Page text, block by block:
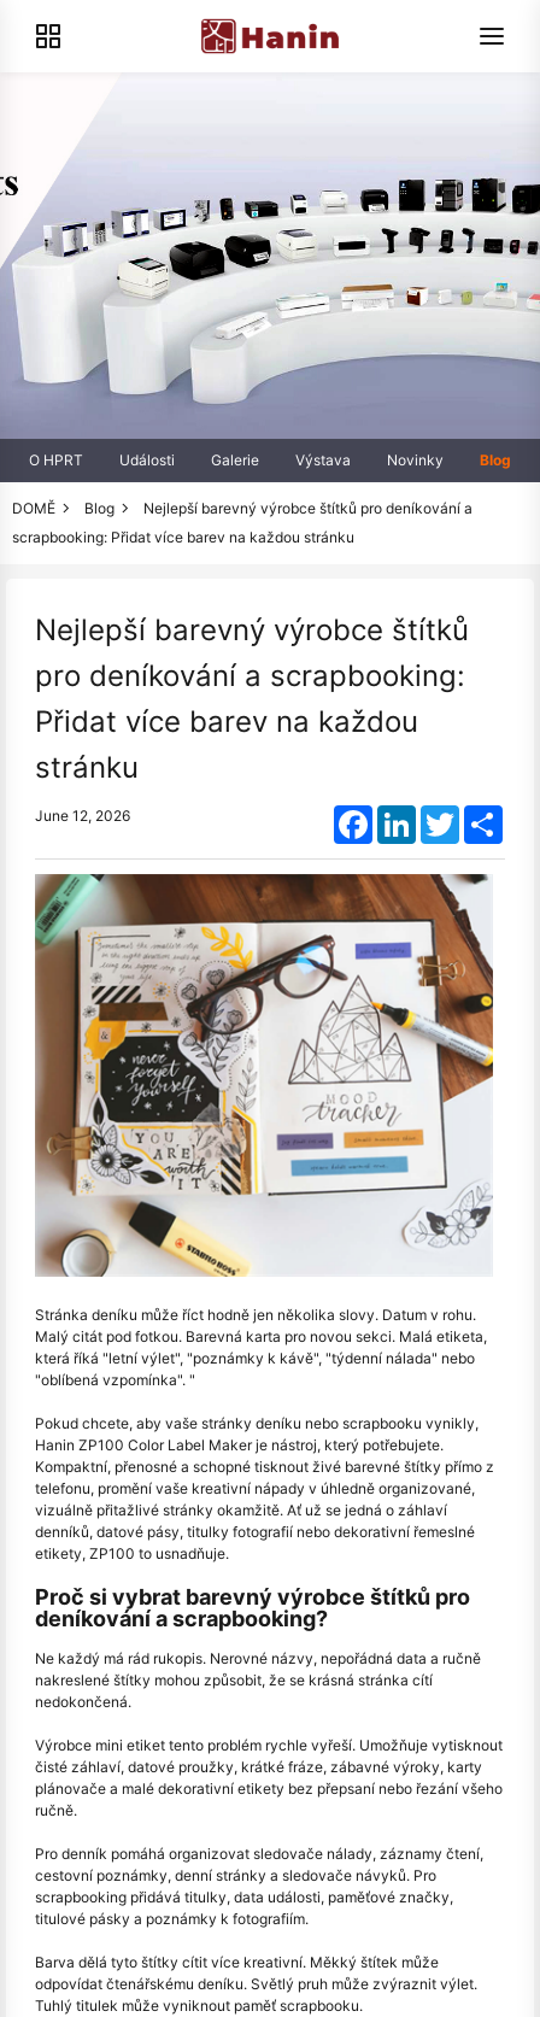
O HPRT Události Galerie Výstava Novinky Blog
DOMĚ Blog
Nejlepší barevný výrobce štítků pro deníkování a
scrapbooking: Přidat více barev na každou stránku
Nejlepší barevný výrobce štítků
pro deníkování a scrapbooking:
Přidat více barev na každou
stránku
June 12, 2026 FacebookLinkedInTwitter
Stránka deníku může říct hodně jen několika slovy. Datum v rohu.
Malý citát pod fotkou. Barevná karta pro novou sekci. Malá etiketa,
která říká "letní výlet", "poznámky k kávě", "týdenní nálada" nebo
"oblíbená vzpomínka". "
Pokud chcete, aby vaše stránky deníku nebo scrapbooku vynikly,
Hanin ZP100 Color Label Maker je nástroj, který potřebujete.
Kompaktní, přenosné a schopné tisknout živé barevné štítky přímo z
telefonu, promění vaše kreativní nápady v úhledně organizované,
vizuálně přitažlivé stránky okamžitě. Ať už se jedná o záhlaví
denníků, datové pásy, titulky fotografií nebo dekorativní řemeslné
etikety, ZP100 to usnadňuje.
Proč si vybrat barevný výrobce štítků pro
deníkování a scrapbooking?
Ne každý má rád rukopis. Nerovné názvy, nepořádná data a ručně
nakreslené štítky mohou způsobit, že se krásná stránka cítí
nedokončená.
Výrobce mini etiket tento problém rychle vyřeší. Umožňuje vytisknout
čisté záhlaví, datové proužky, krátké fráze, zábavné výroky, karty
plánovače a malé dekorativní etikety bez přepsaní nebo řezání všeho
ručně.
Pro denník pomáhá organizovat sledovače nálady, záznamy čtení,
cestovní poznámky, denní stránky a sledovače návyků. Pro
scrapbooking přidává titulky, data události, paměťové značky,
titulové pásky a poznámky k fotografiím.
Barva dělá tyto štítky cítit více kreativní. Měkký štítek může
odpovídat čtenářskému deníku. Světlý pruh může zvýraznit výlet.
Tuhlý titulek může vyniknout paměť scrapbooku.